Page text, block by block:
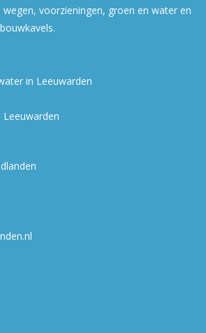
voorzieningen, groen en water en
in Leeuwarden